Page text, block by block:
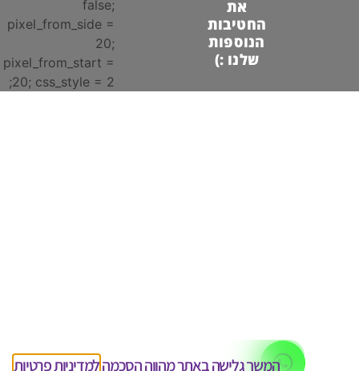
החטיבות
הנוספות
שלנו :)
pixel_from_side =
pixel_from_start =
20; css_style = 2;
המשך גלישה באתר מהווה הסכמהלמדיניות פרטיות